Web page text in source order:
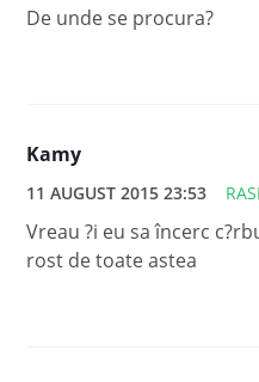
De unde se procura?
Kamy
11 AUGUST 2015 23:53
Vreau ?i eu sa încerc
rost de toate astea